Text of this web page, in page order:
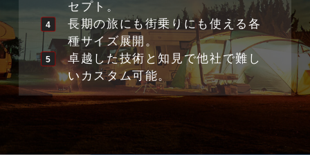
セプト。
長期の旅にも街乗りにも使える各
種サイズ展開。
卓越した技術と知見で他社で難し
いカスタム可能。